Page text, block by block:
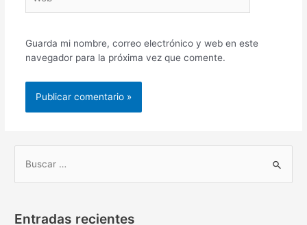
Guarda mi nombre, correo electrónico y web en este
navegador para la próxima vez que comente.
u
c
Entradas recientes